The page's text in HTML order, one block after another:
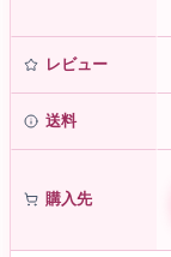
レビュー
送料
購入先